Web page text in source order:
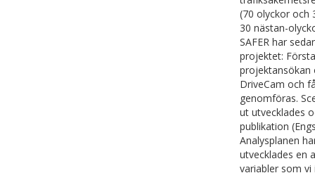
(70 olyckor och
30 nästan-
SAFER har
projektet:
projektansökan
DriveCam och
genomföras.
ut utvecklades
publikation
Analysplanen
utvecklades en
variabler som